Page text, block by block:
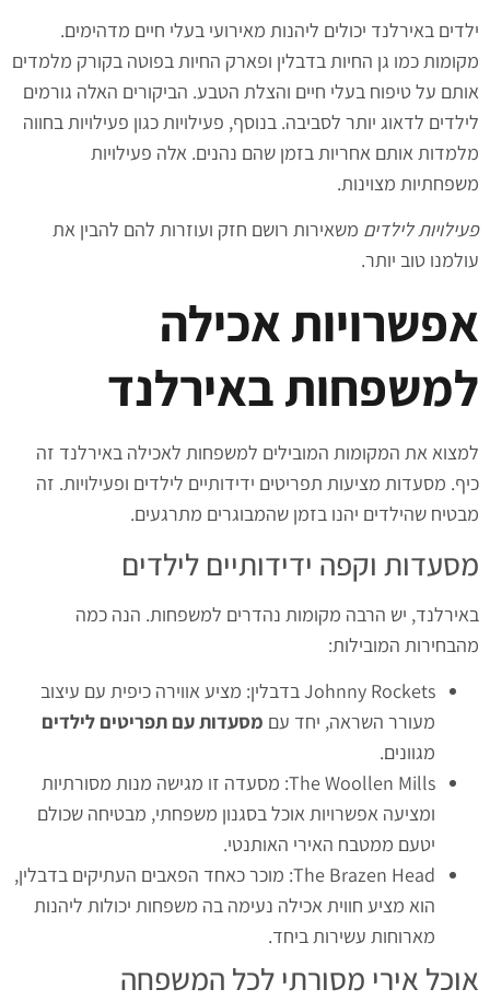
ילדים באירלנד יכולים ליהנות מאירועי בעלי חיים מדהימים.
מקומות כמו גן החיות בדבלין ופארק החיות בפוטה בקורק מלמדים
אותם על טיפוח בעלי חיים והצלת הטבע. הביקורים האלה גורמים
לילדים לדאוג יותר לסביבה. בנוסף, פעילויות כגון פעילויות בחווה
מלמדות אותם אחריות בזמן שהם נהנים. אלה פעילויות
משפחתיות מצוינות.
פעילויות לילדים משאירות רושם חזק ועוזרות להם להבין את
עולמנו טוב יותר.
אפשרויות אכילה
למשפחות באירלנד
למצוא את המקומות המובילים למשפחות לאכילה באירלנד זה
כיף. מסעדות מציעות תפריטים ידידותיים לילדים ופעילויות. זה
מבטיח שהילדים יהנו בזמן שהמבוגרים מתרגעים.
מסעדות וקפה ידידותיים לילדים
באירלנד, יש הרבה מקומות נהדרים למשפחות. הנה כמה
מהבחירות המובילות:
Johnny Rockets בדבלין: מציע אווירה כיפית עם עיצוב
מעורר השראה, יחד עם מסעדות עם תפריטים לילדים
מגוונים.
The Woollen Mills: מסעדה זו מגישה מנות מסורתיות
ומציעה אפשרויות אוכל בסגנון משפחתי, מבטיחה שכולם
יטעם ממטבח האירי האותנטי.
The Brazen Head: מוכר כאחד הפאבים העתיקים בדבלין,
הוא מציע חווית אכילה נעימה בה משפחות יכולות ליהנות
מארוחות עשירות ביחד.
אוכל אירי מסורתי לכל המשפחה